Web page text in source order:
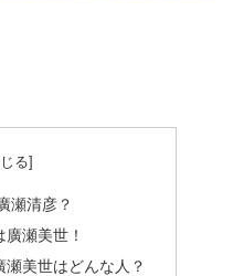
瀬清彦？
瀬美世！
美世はどんな人？